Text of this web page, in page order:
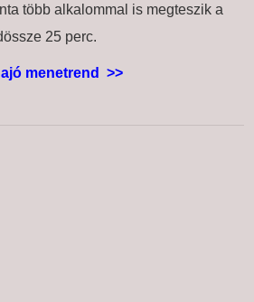
több alkalommal is megteszik a
25 perc.
menetrend >>